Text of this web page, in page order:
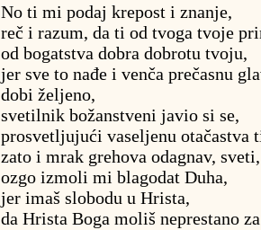
No ti mi podaj krepost i znanje,
reč i razum, da ti od tvoga tvoje
od bogatstva dobra dobrotu tvoju,
jer sve to nađe i venča prečasnu
dobi željeno,
svetilnik božanstveni javio si se,
prosvetljujući vaseljenu otačastva
zato i mrak grehova odagnav, sveti,
ozgo izmoli mi blagodat Duha,
jer imaš slobodu u Hrista,
da Hrista Boga moliš neprestano